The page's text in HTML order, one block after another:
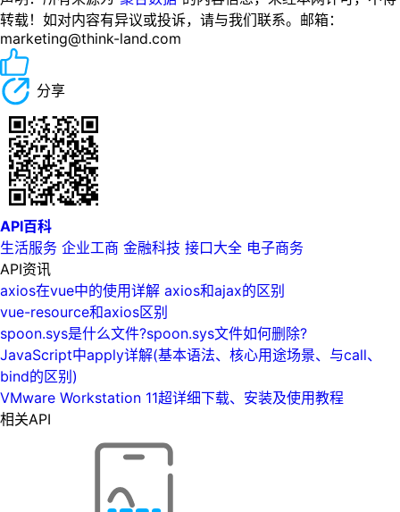
转载！如对内容有异议或投诉，请与我们联系。邮箱：
marketing@think-land.com
分享
API百科
生活服务 企业工商 金融科技 接口大全 电子商务
API资讯
axios在vue中的使用详解 axios和ajax的区别
vue-resource和axios区别
spoon.sys是什么文件?spoon.sys文件如何删除?
JavaScript中apply详解(基本语法、核心用途场景、与call、
bind的区别)
VMware Workstation 11超详细下载、安装及使用教程
相关API